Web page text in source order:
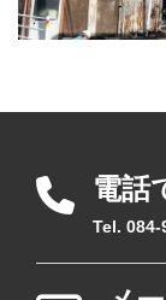
電話
Tel. 084-